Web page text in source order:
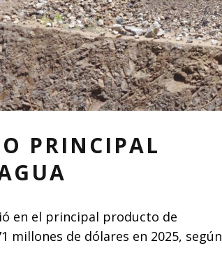
PRINCIPAL
en el principal producto de
millones de dólares en 2025, según